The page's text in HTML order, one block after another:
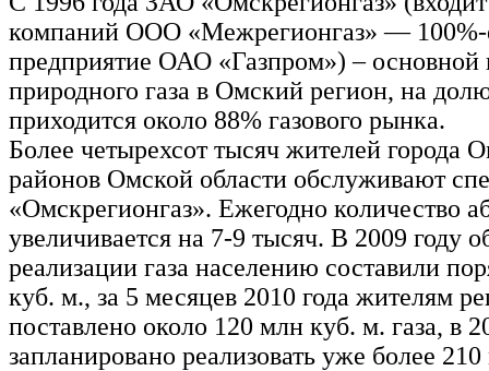
компаний ООО «Межрегионгаз» — 100%-
предприятие ОАО «Газпром») – основной
природного газа в Омский регион, на
приходится около 88% газового рынка.
Более четырехсот тысяч жителей города
районов Омской области обслуживают
«Омскрегионгаз». Ежегодно количество
увеличивается на 7-9 тысяч. В 2009 году
реализации газа населению составили
куб. м., за 5 месяцев 2010 года жителям
поставлено около 120 млн куб. м. газа, в
запланировано реализовать уже более